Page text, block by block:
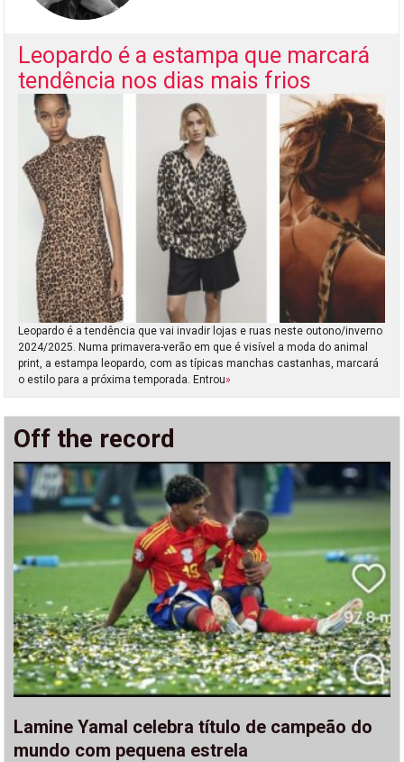
Leopardo é a estampa que marcará
tendência nos dias mais frios
Leopardo é a tendência que vai invadir lojas e ruas neste outono/inverno
2024/2025. Numa primavera-verão em que é visível a moda do animal
print, a estampa leopardo, com as típicas manchas castanhas, marcará
o estilo para a próxima temporada. Entrou»
Off the record
Lamine Yamal celebra título de campeão do
mundo com pequena estrela